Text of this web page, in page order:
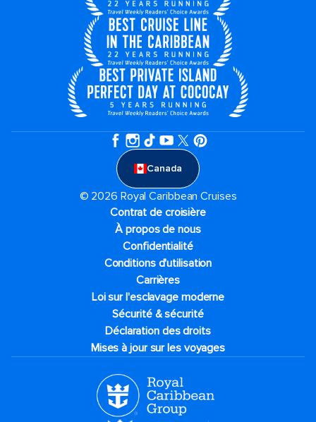
Canada
© 2026 Royal Caribbean Cruises
Contrat de croisière
À propos de nous
Confidentialité
Conditions d'utilisation
Carrières
Loi sur l'esclavage moderne
Sécurité & sécurité
Déclaration des droits
Mises à jour sur les voyages